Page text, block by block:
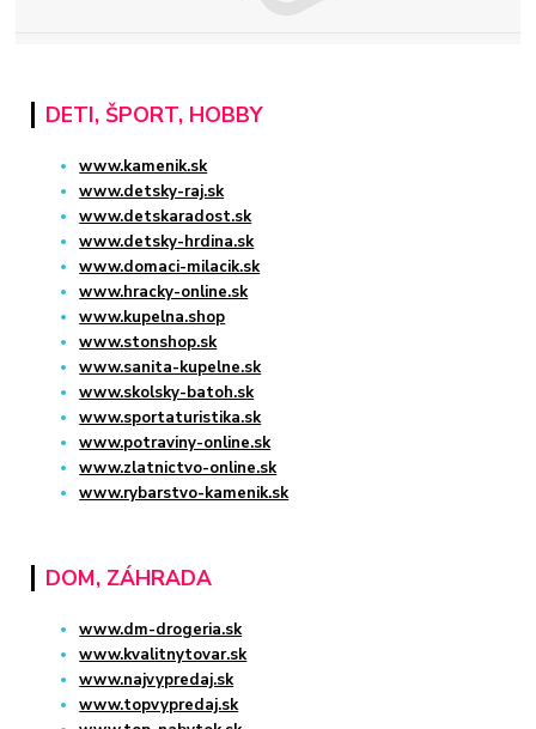
DETI, ŠPORT, HOBBY
www.kamenik.sk
www.detsky-raj.sk
www.detskaradost.sk
www.detsky-hrdina.sk
www.domaci-milacik.sk
www.hracky-online.sk
www.kupelna.shop
www.stonshop.sk
www.sanita-kupelne.sk
www.skolsky-batoh.sk
www.sportaturistika.sk
www.potraviny-online.sk
www.zlatnictvo-online.sk
www.rybarstvo-kamenik.sk
DOM, ZÁHRADA
www.dm-drogeria.sk
www.kvalitnytovar.sk
www.najvypredaj.sk
www.topvypredaj.sk